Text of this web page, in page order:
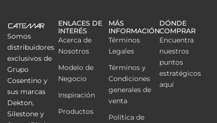
Somos
distribuidores
exclusivos de
Grupo
Cosentino y
sus marcas
Dekton,
Silestone y
ENLACES DE
INTERÉS
Acerca de
Nosotros
Modelo de
Negocio
Inspiración
Productos
MÁS
INFORMACIÓN
Términos
Legales
Términos y
Condiciones
generales de
venta
Política de
DÓNDE
COMPRAR
Encuentra
nuestros
puntos
estratégicos
aquí